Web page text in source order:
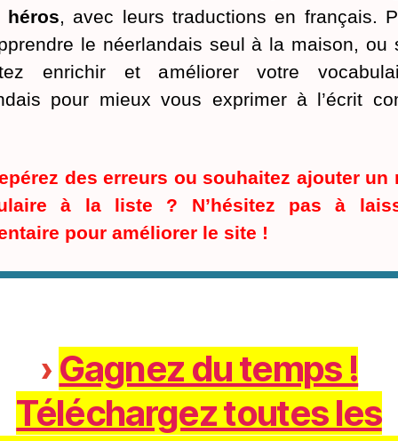
héros, avec leurs traductions en français.
le néerlandais seul à la maison, ou
enrichir et améliorer votre
pour mieux vous exprimer à l’écrit
des erreurs ou souhaitez ajouter un
à la liste ? N’hésitez pas à
pour améliorer le site !
›Gagnez du temps !
Téléchargez toutes les